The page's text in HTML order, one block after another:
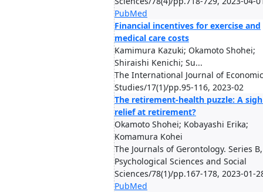
PubMed
Financial incentives for exercise and
medical care costs
Kamimura Kazuki; Okamoto Shohei;
Shiraishi Kenichi; Su...
The International Journal of
Studies/17(1)/pp.95-116, 2023-02
The retirement-health puzzle: A
relief at retirement?
Okamoto Shohei; Kobayashi Erika;
Komamura Kohei
The Journals of Gerontology. Series B,
Psychological Sciences and Social
Sciences/78(1)/pp.167-178, 2023-01-
PubMed